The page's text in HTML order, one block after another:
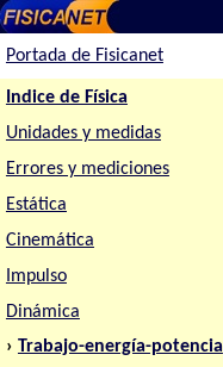
Portada de Fisicanet
Indice de Física
Unidades y medidas
Errores y mediciones
Estática
Cinemática
Impulso
Dinámica
› Trabajo-energía-potencia